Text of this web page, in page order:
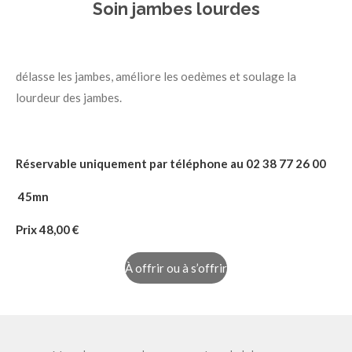
Soin jambes lourdes
délasse les jambes, améliore les oedèmes et soulage la
lourdeur des jambes.
Réservable uniquement par téléphone au 02 38 77 26 00
45mn
Prix 48,00 €
À offrir ou à s’offrir